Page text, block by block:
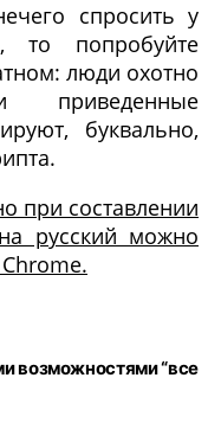
спросить у
то попробуйте
люди охотно
буквально,
при составлении
русский можно
возможностями “все